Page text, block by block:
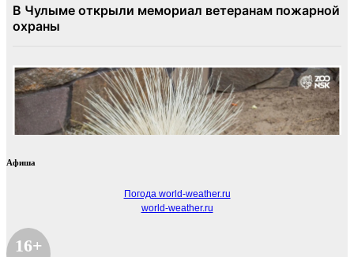
Афиша
Погода world-weather.ru
world-weather.ru
16+